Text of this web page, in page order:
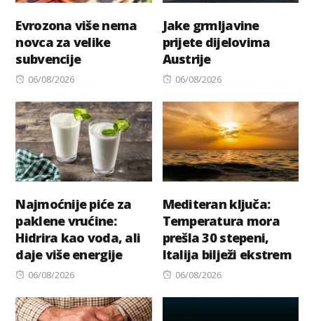
Evrozona više nema
novca za velike
subvencije
Posted
06/08/2026
Jake grmljavine
prijete dijelovima
Austrije
Posted
06/08/2026
Najmoćnije piće za
paklene vrućine:
Hidrira kao voda, ali
daje više energije
Posted
06/08/2026
Mediteran ključa:
Temperatura mora
prešla 30 stepeni,
Italija bilježi ekstrem
Posted
06/08/2026